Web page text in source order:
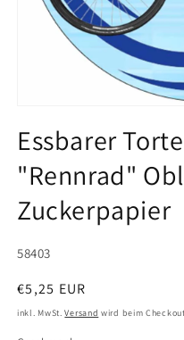
in
Modal
öffnen
Essbarer
"Rennrad"
Zuckerpapier
SKU:
58403
Normaler
Preis
€5,25 EUR
inkl. MwSt.Versand wird beim